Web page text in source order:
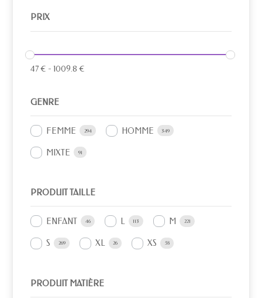
PRIX
47€ - 1009.8 €
GENRE
FEMME 294 HOMME 349
MIXTE 91
PRODUIT TAILLE
ENFANT 46 L 113 M 221
S 269 XL 26 XS 58
PRODUIT MATIÈRE